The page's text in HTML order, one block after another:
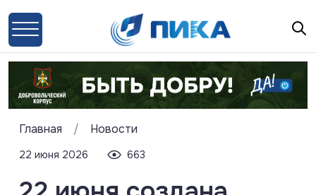
Главная / Новости
22 июня 2026 663